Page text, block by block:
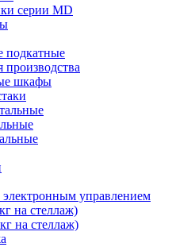
серии MD
подкатные
производства
шкафы
управлением
на стеллаж)
на стеллаж)